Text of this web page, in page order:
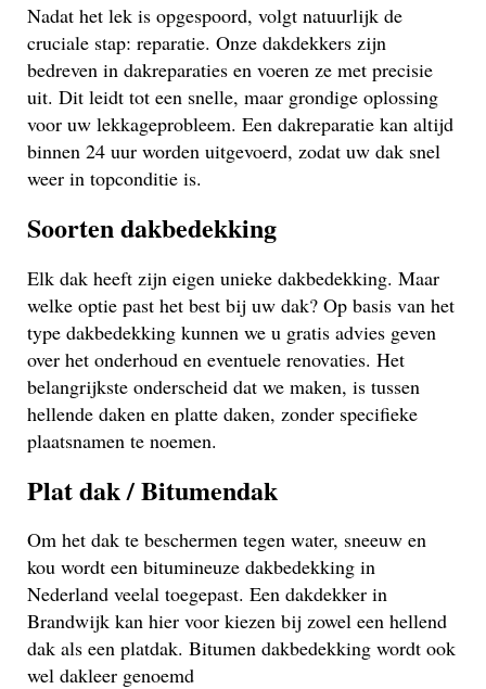
Nadat het lek is opgespoord, volgt natuurlijk de
cruciale stap: reparatie. Onze dakdekkers zijn
bedreven in dakreparaties en voeren ze met precisie
uit. Dit leidt tot een snelle, maar grondige oplossing
voor uw lekkageprobleem. Een dakreparatie kan altijd
binnen 24 uur worden uitgevoerd, zodat uw dak snel
weer in topconditie is.
Soorten dakbedekking
Elk dak heeft zijn eigen unieke dakbedekking. Maar
welke optie past het best bij uw dak? Op basis van het
type dakbedekking kunnen we u gratis advies geven
over het onderhoud en eventuele renovaties. Het
belangrijkste onderscheid dat we maken, is tussen
hellende daken en platte daken, zonder specifieke
plaatsnamen te noemen.
Plat dak / Bitumendak
Om het dak te beschermen tegen water, sneeuw en
kou wordt een bitumineuze dakbedekking in
Nederland veelal toegepast. Een dakdekker in
Brandwijk kan hier voor kiezen bij zowel een hellend
dak als een platdak. Bitumen dakbedekking wordt ook
wel dakleer genoemd